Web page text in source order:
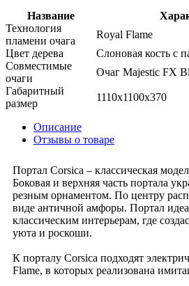
Название
Технология
пламени очага
Royal Flame
Цвет дерева
Слоновая кость с
Совместимые
очаги
Очаг Majestic FX
Габаритный
размер
1110x1100x370
Описание
Отзывы о товаре
Портал Corsica – классическая
Боковая и верхняя часть портала
резным орнаментом. По центру
виде античной амфоры. Портал
классическим интерьерам, где
уюта и роскоши.
К порталу Corsica подходят
Flame, в которых реализована